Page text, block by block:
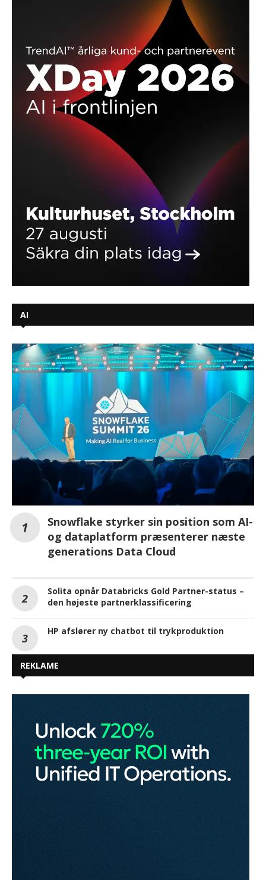
AI
Snowflake styrker sin position som AI-
og dataplatform præsenterer næste
generations Data Cloud
Solita opnår Databricks Gold Partner-status –
den højeste partnerklassificering
HP afslører ny chatbot til trykproduktion
REKLAME